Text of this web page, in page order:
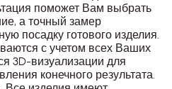
поможет Вам выбрать
а точный замер
посадку готового изделия.
с учетом всех Ваших
3D-визуализации для
конечного результата.